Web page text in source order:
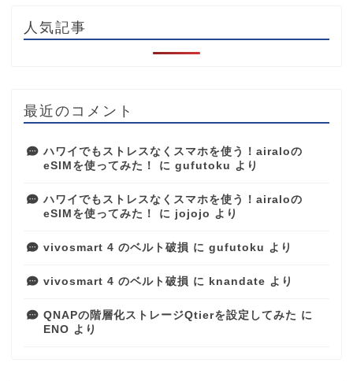
人気記事
最近のコメント
ハワイでもストレスなくスマホを使う！airaloの
eSIMを使ってみた！
に gufutoku より
ハワイでもストレスなくスマホを使う！airaloの
eSIMを使ってみた！
に jojojo より
vivosmart 4 のベルト破損 に gufutoku より
vivosmart 4 のベルト破損 に knandate より
QNAPの階層化ストレージQtierを設定してみた に
ENO より